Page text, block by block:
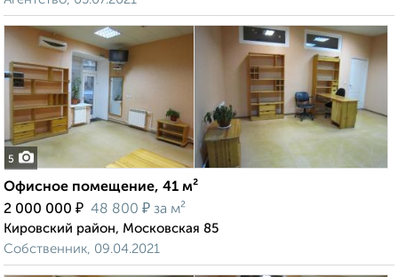
5
Офисное помещение, 41 м²
2 000 000 ₽ 48 800 ₽ за м²
Кировский район, Московская 85
Собственник, 09.04.2021